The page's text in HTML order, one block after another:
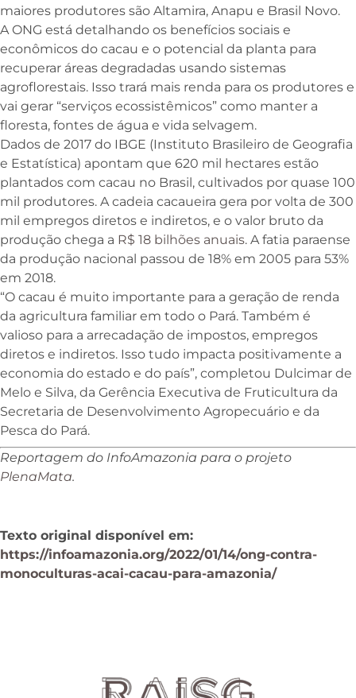
maiores produtores são Altamira, Anapu e Brasil Novo.
A ONG está detalhando os benefícios sociais e
econômicos do cacau e o potencial da planta para
recuperar áreas degradadas usando sistemas
agroflorestais. Isso trará mais renda para os produtores e
vai gerar “serviços ecossistêmicos” como manter a
floresta, fontes de água e vida selvagem.
Dados de 2017 do IBGE (Instituto Brasileiro de Geografia
e Estatística) apontam que 620 mil hectares estão
plantados com cacau no Brasil, cultivados por quase 100
mil produtores. A cadeia cacaueira gera por volta de 300
mil empregos diretos e indiretos, e o valor bruto da
produção chega a R$ 18 bilhões anuais. A fatia paraense
da produção nacional passou de 18% em 2005 para 53%
em 2018.
“O cacau é muito importante para a geração de renda
da agricultura familiar em todo o Pará. Também é
valioso para a arrecadação de impostos, empregos
diretos e indiretos. Isso tudo impacta positivamente a
economia do estado e do país”, completou Dulcimar de
Melo e Silva, da Gerência Executiva de Fruticultura da
Secretaria de Desenvolvimento Agropecuário e da
Pesca do Pará.
Reportagem do InfoAmazonia para o projeto
PlenaMata.
Texto original disponível em:
https://infoamazonia.org/2022/01/14/ong-contra-
monoculturas-acai-cacau-para-amazonia/